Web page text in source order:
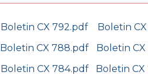
Boletin CX 792.pdf
Boletin
Boletin CX 788.pdf
Boletin
Boletin CX 784.pdf Boletin